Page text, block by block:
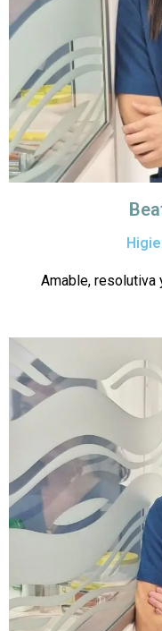
Amable, resolutiva